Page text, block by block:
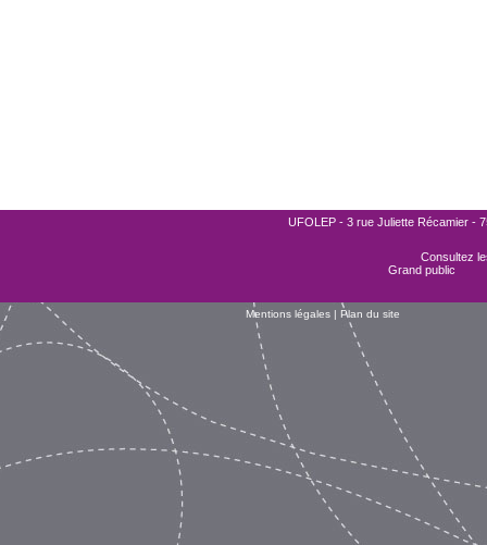
UFOLEP - 3 rue Juliette Récamier -
Consultez
Grand public
Mentions légales |Plan du site